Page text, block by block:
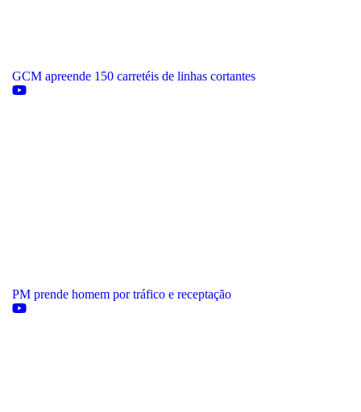
GCM apreende 150 carretéis de linhas cortantes
PM prende homem por tráfico e receptação